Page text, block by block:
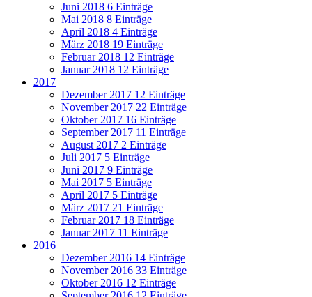
Juni 2018 6 Einträge
Mai 2018 8 Einträge
April 2018 4 Einträge
März 2018 19 Einträge
Februar 2018 12 Einträge
Januar 2018 12 Einträge
2017
Dezember 2017 12 Einträge
November 2017 22 Einträge
Oktober 2017 16 Einträge
September 2017 11 Einträge
August 2017 2 Einträge
Juli 2017 5 Einträge
Juni 2017 9 Einträge
Mai 2017 5 Einträge
April 2017 5 Einträge
März 2017 21 Einträge
Februar 2017 18 Einträge
Januar 2017 11 Einträge
2016
Dezember 2016 14 Einträge
November 2016 33 Einträge
Oktober 2016 12 Einträge